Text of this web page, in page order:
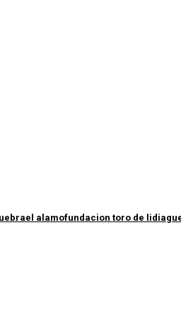
el alamofundacion toro de lidia